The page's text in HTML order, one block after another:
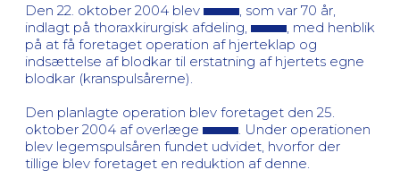
Den 22. oktober 2004 blev
, som var 70 år,
indlagt på thoraxkirurgisk afdeling,
, med henblik
på at få foretaget operation af hjerteklap og
indsættelse af blodkar til erstatning af hjertets egne
blodkar (kranspulsårerne).
Den planlagte operation blev foretaget den 25.
oktober 2004 af overlæge
. Under operationen
blev legemspulsåren fundet udvidet, hvorfor der
tillige blev foretaget en reduktion af denne.